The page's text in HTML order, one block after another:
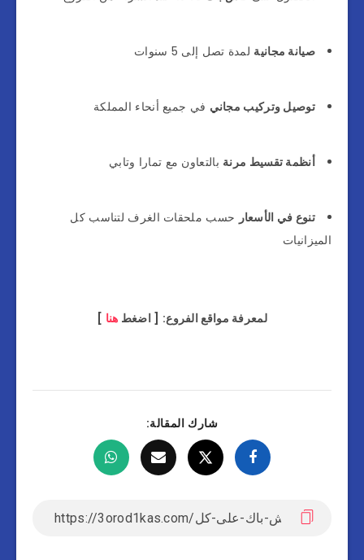
صيانة مجانية لمدة تصل إلى 5 سنوات
توصيل وتركيب مجاني في جميع أنحاء المملكة
أنظمة تقسيط مرنة بالتعاون مع تمارا وتابي
تنوع في الأسعار حسب ملحقات الغرف لتناسب كل
الميزانيات
لمعرفة مواقع الفروع: [ اضغط هنا ]
شارك المقالة: